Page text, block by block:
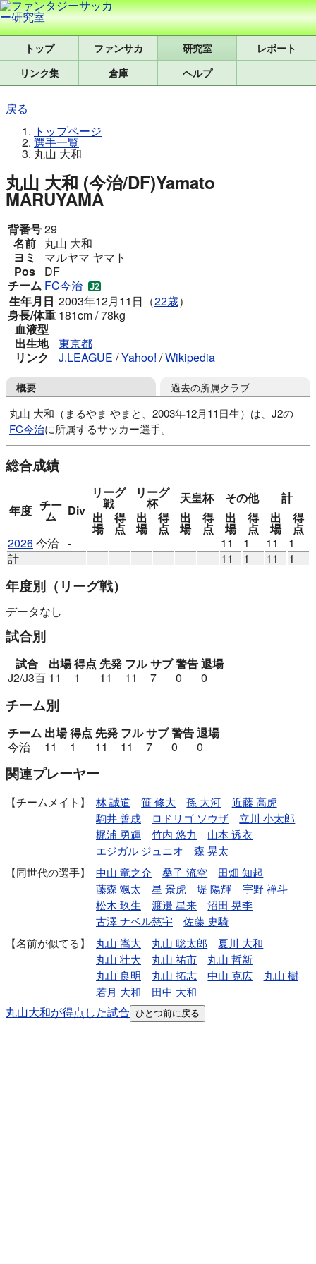
トップ 研究室
レポート
リンク集
倉庫 ヘルプ
戻る
トップページ
選手一覧
丸山 大和
丸山 大和 (今治/DF)Yamato
MARUYAMA
背番号29
名前 丸山 大和
ヨミ
マルヤマ ヤマト
Pos
DF
チーム FC今治
生年月日 2003年12月11日（22歳）
身長/体重 181cm / 78kg
血液型
出生地
東京都
リンク
J.LEAGUE /Yahoo! /Wikipedia
概要
丸山 大和（まるやま やまと、2003年12月11日生）は、J2の
FC今治に所属するサッカー選手。
過去の所属クラブ
総合成績
年度 チー
ム Div
リーグ
戦
リーグ
杯 天皇杯 その他
計
出
場
得
点
出
場
得
点
出
場
得
点
出
場
得
点
出
場
得
点
2026今治 - 11 1 11
1
計
11 1 11 1
年度別 （リーグ戦）
データなし
試合別
試合 出場得点 先発 フルサブ警告退場
J2/J3百 11 1 11 11 7 0 0
チーム別
チーム 出場得点 先発 フルサブ警告退場
今治
11 1 11 11 7 0 0
関連プレーヤー
チームメイト 林 誠道 笹 修大 孫 大河
近藤 高虎
駒井 善成
ロドリゴ ソウザ
立川 小太郎
梶浦 勇輝
竹内 悠力
山本 透衣
エジガル ジュニオ
森 晃太
同世代の選手
中山 竜之介 桑子 流空
田畑 知起
藤森 颯太
星 景虎 堤 陽輝
宇野 禅斗
松木 玖生
渡邊 星来
沼田 晃季
古澤 ナベル慈宇
佐藤 史騎
名前が似てる
丸山 嵩大 丸山 聡太郎
夏川 大和
丸山 壮大
丸山 祐市
丸山 哲新
丸山 良明
丸山 拓志 中山 克広
丸山 樹
若月 大和
田中 大和
丸山大和が得点した試合 ひとつ前に戻る